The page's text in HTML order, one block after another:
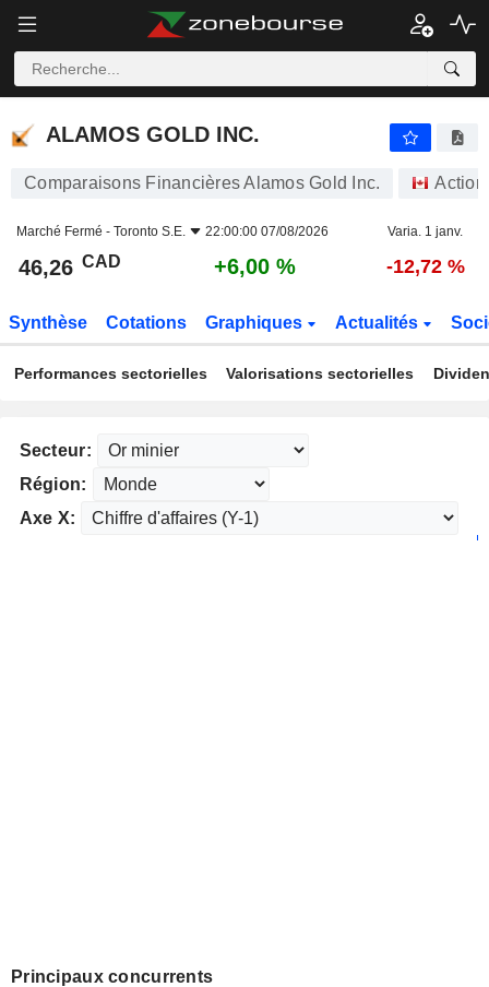
ALAMOS GOLD INC.
ALAMOS GOLD INC.
Comparaisons Financières Alamos Gold Inc.
Marché Fermé - Toronto S.E. 22:00:00 07/08/2026 Varia. 1 janv.
46,26 CAD +6,00 % -12,72 %
Synthèse Cotations Graphiques Actualités
Performances sectorielles Valorisations sectorielles
Secteur:
Région:
Axe X:
Principaux concurrents